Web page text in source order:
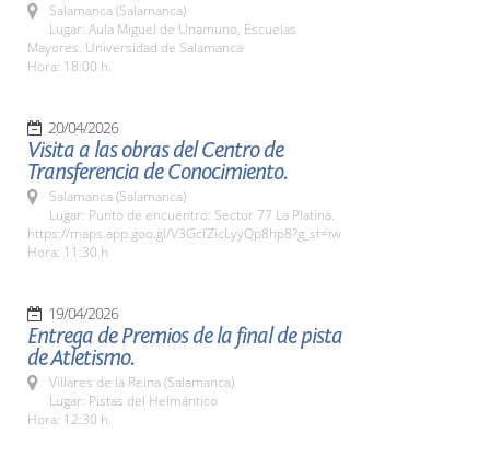
Salamanca (Salamanca)
Lugar: Aula Miguel de Unamuno, Escuelas
Mayores. Universidad de Salamanca
Hora: 18:00 h.
20/04/2026
Visita a las obras del Centro de
Transferencia de Conocimiento.
Salamanca (Salamanca)
Lugar: Punto de encuentro: Sector 77 La Platina.
https://maps.app.goo.gl/V3GcfZicLyyQp8hp8?g_st=iw
Hora: 11:30 h
19/04/2026
Entrega de Premios de la final de pista
de Atletismo.
Villares de la Reina (Salamanca)
Lugar: Pistas del Helmántico
Hora: 12:30 h.